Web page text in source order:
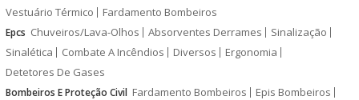
Vestuário Térmico
Fardamento Bombeiros
Epcs Chuveiros/Lava-Olhos Absorventes Derrames
Sinalização
Sinalética
Combate A Incêndios Diversos
Ergonomia
Detetores De Gases
Bombeiros E Proteção Civil Fardamento Bombeiros
Epis Bombeiros